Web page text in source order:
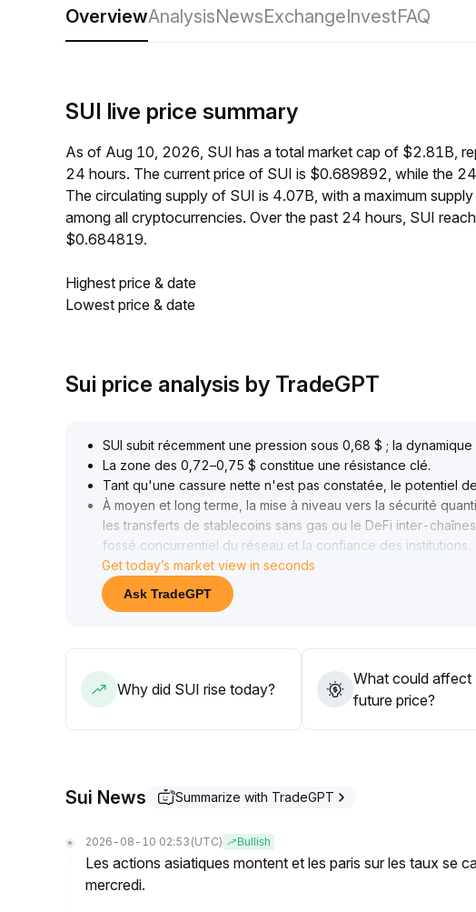
OverviewAnalysisNewsExchangeInvestFAQ
SUI live price summary
As of Aug 10, 2026, SUI has a total market cap of $2.81B,
24 hours. The current price of SUI is $0.689892, while the
The circulating supply of SUI is 4.07B, with a maximum
among all cryptocurrencies. Over the past 24 hours, SUI
$0.684819.
Highest price & date
Lowest price & date
Sui price analysis by TradeGPT
SUI subit récemment une pression sous 0,68 $ ; la
La zone des 0,72–0,75 $ constitue une résistance clé.
Tant qu'une cassure nette n'est pas constatée, le potentiel
À moyen et long terme, la mise à niveau vers la sécurité
les transferts de stablecoins sans gas ou le DeFi inter-
fossé concurrentiel du réseau et la confiance des institutions
Cependant, la perte de talents techniques essentiels apporte
l'évolution de la gouvernance et le renforcement de l’équipe
Court terme : privilégiez les achats sur repli et ventes sur
Get today’s market view in seconds
Ask TradeGPT
Why did SUI rise today?
What could affect
future price?
Sui News Summarize with TradeGPT
2026-08-10 02:53 (UTC) Bullish
Les actions asiatiques montent et les paris sur les taux se
mercredi.